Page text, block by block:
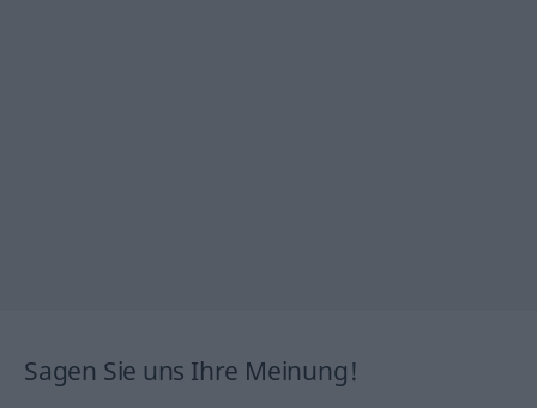
Sagen Sie uns Ihre Meinung!